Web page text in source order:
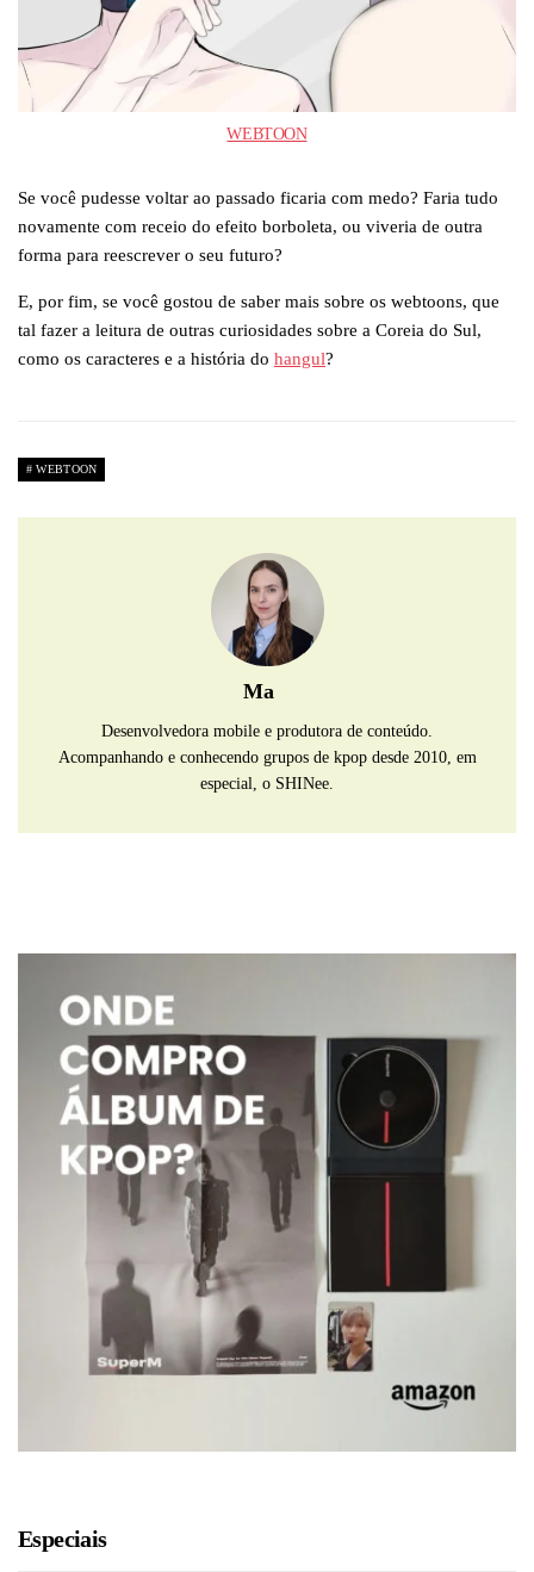
WEBTOON
Se você pudesse voltar ao passado ficaria com medo? Faria tudo
novamente com receio do efeito borboleta, ou viveria de outra
forma para reescrever o seu futuro?
E, por fim, se você gostou de saber mais sobre os webtoons, que
tal fazer a leitura de outras curiosidades sobre a Coreia do Sul,
como os caracteres e a história do hangul?
WEBTOON
Ma
Desenvolvedora mobile e produtora de conteúdo.
Acompanhando e conhecendo grupos de kpop desde 2010, em
especial, o SHINee.
Especiais